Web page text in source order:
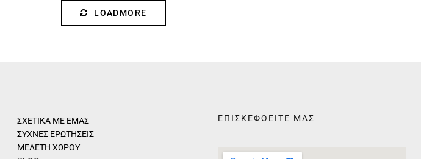
LOADMORE
ΣΧΕΤΙΚΑ ΜΕ ΕΜΑΣ
ΣΥΧΝΕΣ ΕΡΩΤΗΣΕΙΣ
ΜΕΛΕΤΗ ΧΩΡΟΥ
ΕΠΙΣΚΕΦΘΕΙΤΕ ΜΑΣ